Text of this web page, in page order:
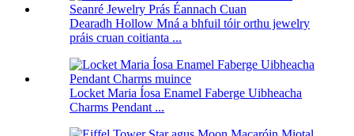
Dearadh Hollow Mná a bhfuil tóir orthu jewelry
práis cruan coitianta ...
Locket Maria Íosa Enamel Faberge Uibheacha
Charms Pendant ...